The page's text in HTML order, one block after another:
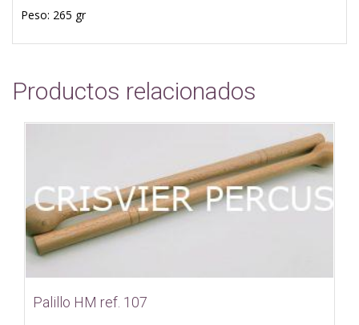
Peso: 265 gr
Productos relacionados
Palillo HM ref. 107